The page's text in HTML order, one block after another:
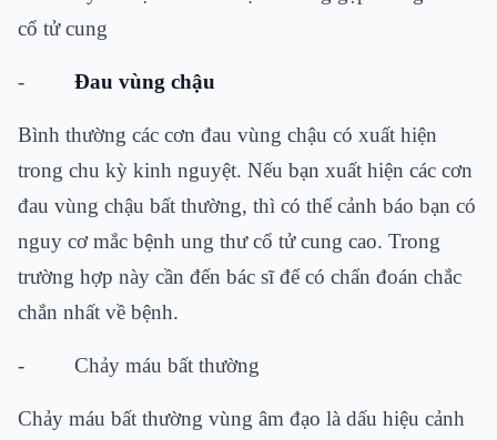
cổ tử cung
- Đau vùng chậu
Bình thường các cơn đau vùng chậu có xuất hiện
trong chu kỳ kinh nguyệt. Nếu bạn xuất hiện các cơn
đau vùng chậu bất thường, thì có thể cảnh báo bạn có
nguy cơ mắc bệnh ung thư cổ tử cung cao. Trong
trường hợp này cần đến bác sĩ để có chẩn đoán chắc
chắn nhất về bệnh.
- Chảy máu bất thường
Chảy máu bất thường vùng âm đạo là dấu hiệu cảnh